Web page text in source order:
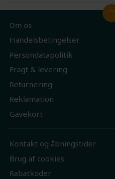
Om os
Handelsbetingelser
Persondatapolitik
Fragt & levering
Returnering
Reklamation
Gavekort
Kontakt og åbningstider
Brug af cookies
Rabatkoder